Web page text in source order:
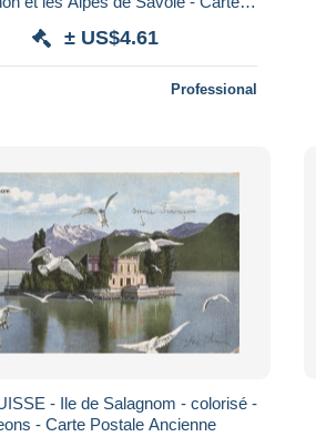
± US$4.61
Professional
- Ile de Salagnom - colorisé -
- Carte Postale Ancienne